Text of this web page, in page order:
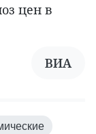
цен в
ВИА